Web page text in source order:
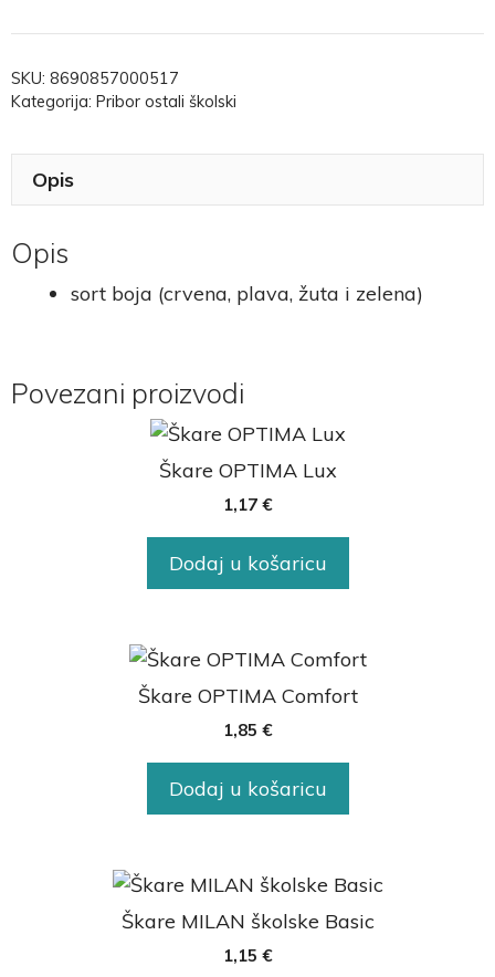
SKU: 8690857000517
Kategorija: Pribor ostali školski
Opis
Opis
sort boja (crvena, plava, žuta i zelena)
Povezani proizvodi
Škare OPTIMA Lux
1,17 €
Dodaj u košaricu
Škare OPTIMA Comfort
1,85 €
Dodaj u košaricu
Škare MILAN školske Basic
1,15 €